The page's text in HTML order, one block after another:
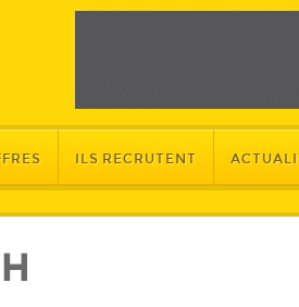
ILS RECRUTENT